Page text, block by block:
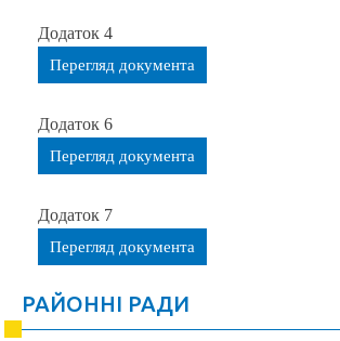
Додаток 4
Перегляд документа
Додаток 6
Перегляд документа
Додаток 7
Перегляд документа
РАЙОННІ РАДИ